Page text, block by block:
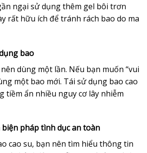
ngại sử dụng thêm gel bôi trơn
rất hữu ích để tránh rách bao do ma
bao
dùng một lần. Nếu bạn muốn “vui
một bao mới. Tái sử dụng bao cao
tiềm ẩn nhiều nguy cơ lây nhiễm
biện pháp tình dục an toàn
cao su, bạn nên tìm hiểu thông tin